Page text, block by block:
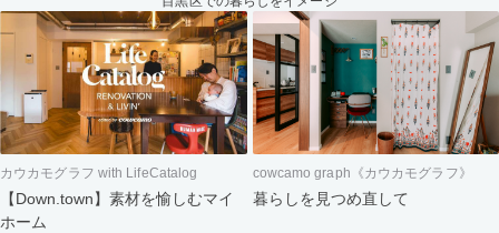
カウカモグラフ with LifeCatalog
【Down.town】素材を愉しむマイ
ホーム
cowcamo graph《カウカモグラフ》
暮らしを見つめ直して